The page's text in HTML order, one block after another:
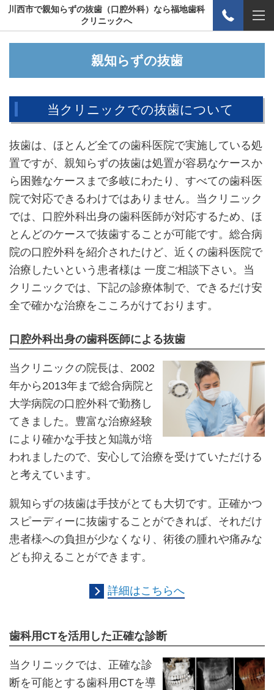
川西市で親知らずの抜歯（口腔外科）なら福地歯科
クリニックへ
親知らずの抜歯
当クリニックでの抜歯について
抜歯は、ほとんど全ての歯科医院で実施している処
置ですが、親知らずの抜歯は処置が容易なケースか
ら困難なケースまで多岐にわたり、すべての歯科医
院で対応できるわけではありません。当クリニック
では、口腔外科出身の歯科医師が対応するため、ほ
とんどのケースで抜歯することが可能です。総合病
院の口腔外科を紹介されたけど、近くの歯科医院で
治療したいという患者様は 一度ご相談下さい。当
クリニックでは、下記の診療体制で、できるだけ安
全で確かな治療をこころがけております。
口腔外科出身の歯科医師による抜歯
当クリニックの院長は、2002
年から2013年まで総合病院と
大学病院の口腔外科で勤務し
てきました。豊富な治療経験
により確かな手技と知識が培
われましたので、安心して治療を受けていただける
と考えています。
親知らずの抜歯は手技がとても大切です。正確かつ
スピーディーに抜歯することができれば、それだけ
患者様への負担が少なくなり、術後の腫れや痛みな
ども抑えることができます。
詳細はこちらへ
歯科用CTを活用した正確な診断
当クリニックでは、正確な診
断を可能とする歯科用CTを導